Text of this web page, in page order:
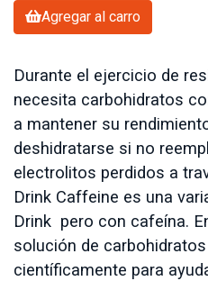
Agregar al carro
Durante el ejercicio de
necesita carbohidratos
a mantener su
deshidratarse si no
electrolitos perdidos a
Drink Caffeine es una
Drink pero con cafeína.
solución de
científicamente para